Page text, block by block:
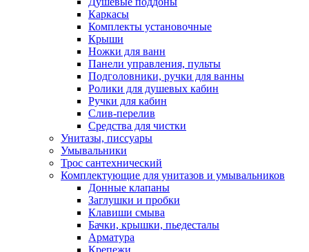
Каркасы
Комплекты установочные
Крыши
Ножки для ванн
Панели управления, пульты
Подголовники, ручки для ванны
Ролики для душевых кабин
Ручки для кабин
Слив-перелив
Средства для чистки
Унитазы, писсуары
Умывальники
Трос сантехнический
Комплектующие для унитазов и умывальников
Донные клапаны
Заглушки и пробки
Клавиши смыва
Бачки, крышки, пьедесталы
Арматура
Крепежи